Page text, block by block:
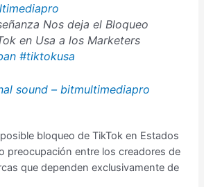
Nos deja el Bloqueo
en Usa a los Marketers
#tiktokusa
sound – bitmultimediapro
bloqueo de TikTok en Estados
preocupación entre los creadores de
que dependen exclusivamente de